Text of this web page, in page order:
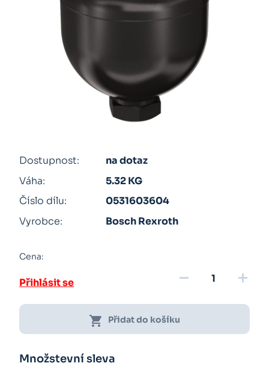
Dostupnost:
na dotaz
Váha:
5.32 KG
Číslo dílu:
0531603604
Vyrobce:
Bosch Rexroth
Cena:
Přihlásit se remove add
shopping_cart Přidat do košíku
Množstevní sleva